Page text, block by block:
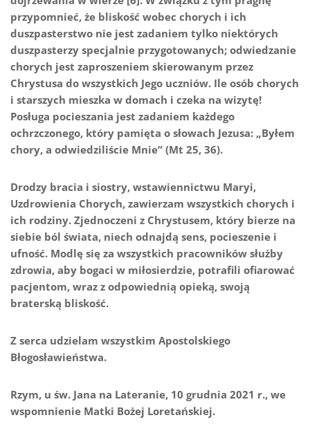
przypomnieć, że bliskość wobec chorych i ich
duszpasterstwo nie jest zadaniem tylko niektórych
duszpasterzy specjalnie przygotowanych; odwiedzanie
chorych jest zaproszeniem skierowanym przez
Chrystusa do wszystkich Jego uczniów. Ile osób chorych
i starszych mieszka w domach i czeka na wizytę!
Posługa pocieszania jest zadaniem każdego
ochrzczonego, który pamięta o słowach Jezusa: „Byłem
chory, a odwiedziliście Mnie” (Mt 25, 36).
Drodzy bracia i siostry, wstawiennictwu Maryi,
Uzdrowienia Chorych, zawierzam wszystkich chorych i
ich rodziny. Zjednoczeni z Chrystusem, który bierze na
siebie ból świata, niech odnajdą sens, pocieszenie i
ufność. Modlę się za wszystkich pracowników służby
zdrowia, aby bogaci w miłosierdzie, potrafili ofiarować
pacjentom, wraz z odpowiednią opieką, swoją
braterską bliskość.
Z serca udzielam wszystkim Apostolskiego
Błogosławieństwa.
Rzym, u św. Jana na Lateranie, 10 grudnia 2021 r., we
wspomnienie Matki Bożej Loretańskiej.